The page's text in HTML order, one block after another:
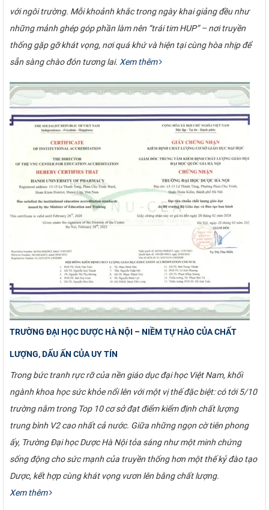
với ngôi trường. Mỗi khoảnh khắc trong ngày khai giảng đều như
những mảnh ghép góp phần làm nên “trái tim HUP” – nơi truyền
thống gặp gỡ khát vọng, nơi quá khứ và hiện tại cùng hòa nhịp để
sẵn sàng chào đón tương lai. Xem thêm
TRƯỜNG ĐẠI HỌC DƯỢC HÀ NỘI – NIỀM TỰ HÀO CỦA CHẤT
LƯỢNG, DẤU ẤN CỦA UY TÍN
Trong bức tranh rực rỡ của nền giáo dục đại học Việt Nam, khối
ngành khoa học sức khỏe nổi lên với một vị thế đặc biệt: có tới 5/10
trường nằm trong Top 10 cơ sở đạt điểm kiểm định chất lượng
trung bình V2 cao nhất cả nước. Giữa những ngọn cờ tiên phong
ấy, Trường Đại học Dược Hà Nội tỏa sáng như một minh chứng
sống động cho sức mạnh của truyền thống hơn một thế kỷ đào tạo
Dược, kết hợp cùng khát vọng vươn lên bằng chất lượng.
Xem thêm